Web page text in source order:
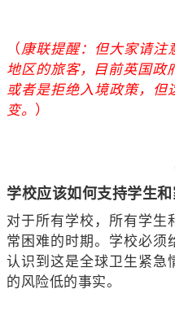
（康联提醒： 但大家请注
地区的旅客，目前英国政
或者是拒绝入境政策，但
变。 ）
学校应该如何支持学生和
对于所有学校，所有学生
常困难的时期。学校必须
认识到这是全球卫生紧急
的风险低的事实。